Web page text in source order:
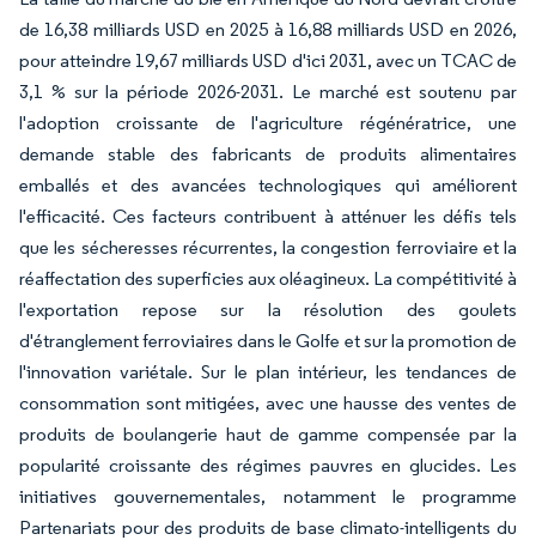
de 16,38 milliards USD en 2025 à 16,88 milliards USD en 2026,
pour atteindre 19,67 milliards USD d'ici 2031, avec un TCAC de
3,1 % sur la période 2026-2031. Le marché est soutenu par
l'adoption croissante de l'agriculture régénératrice, une
demande stable des fabricants de produits alimentaires
emballés et des avancées technologiques qui améliorent
l'efficacité. Ces facteurs contribuent à atténuer les défis tels
que les sécheresses récurrentes, la congestion ferroviaire et la
réaffectation des superficies aux oléagineux. La compétitivité à
l'exportation repose sur la résolution des goulets
d'étranglement ferroviaires dans le Golfe et sur la promotion de
l'innovation variétale. Sur le plan intérieur, les tendances de
consommation sont mitigées, avec une hausse des ventes de
produits de boulangerie haut de gamme compensée par la
popularité croissante des régimes pauvres en glucides. Les
initiatives gouvernementales, notamment le programme
Partenariats pour des produits de base climato-intelligents du